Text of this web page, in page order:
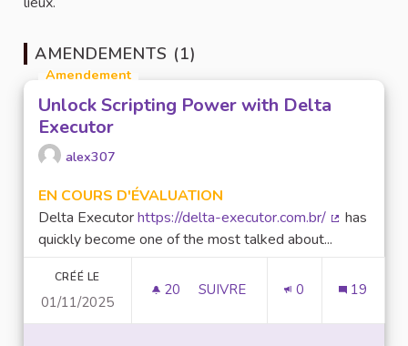
AMENDEMENTS (1)
Amendement
Unlock Scripting Power with Delta
Executor
alex307
EN COURS D'ÉVALUATION
Delta Executorhttps://delta-executor.com.br/
has
quickly become one of the most talked about...
CRÉÉ LE
01/11/2025
20 20 ABONNÉS
SUIVRE 0 19